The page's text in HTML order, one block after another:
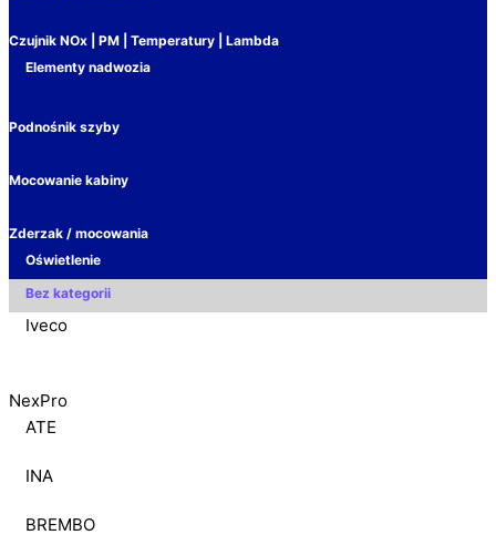
Czujnik NOx | PM | Temperatury | Lambda
Elementy nadwozia
Podnośnik szyby
Mocowanie kabiny
Zderzak / mocowania
Oświetlenie
Bez kategorii
Iveco
NexPro
ATE
INA
BREMBO